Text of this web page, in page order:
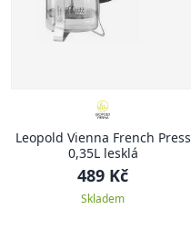
Leopold Vienna French Press
0,35L lesklá
489 Kč
Skladem